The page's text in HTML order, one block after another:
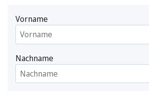
Vorname
Nachname